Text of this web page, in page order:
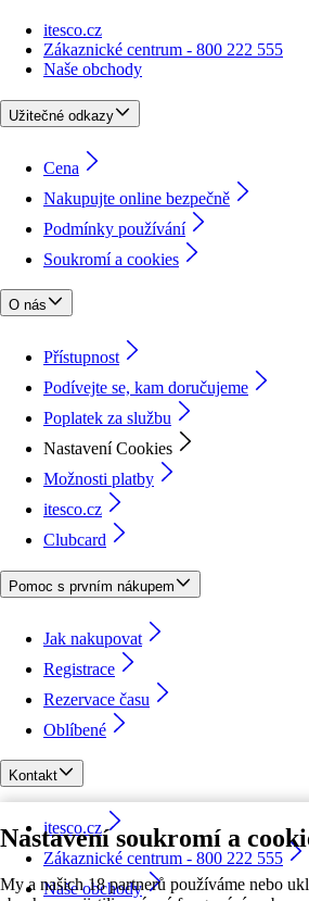
Nastavení soukromí a
My a našich 18 partnerů používáme nebo
itesco.cz
Zákaznické centrum - 800 222 555
Naše obchody
Užitečné odkazy
Cena
Nakupujte online bezpečně
Podmínky používání
Soukromí a cookies
O nás
Přístupnost
Podívejte se, kam doručujeme
Poplatek za službu
Nastavení Cookies
Možnosti platby
itesco.cz
Clubcard
Pomoc s prvním nákupem
Jak nakupovat
Registrace
Rezervace času
Oblíbené
Kontakt
itesco.cz
Zákaznické centrum - 800 222 555
Naše obchody